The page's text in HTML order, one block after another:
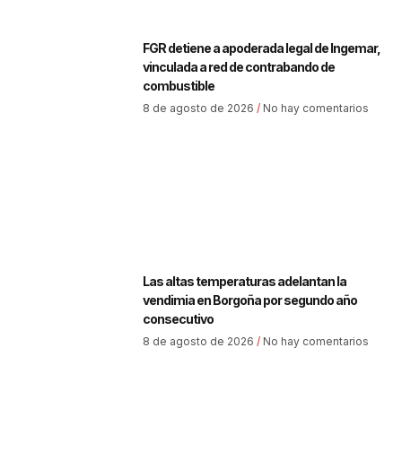
FGR detiene a apoderada legal de Ingemar,
vinculada a red de contrabando de
combustible
8 de agosto de 2026 No hay comentarios
Las altas temperaturas adelantan la
vendimia en Borgoña por segundo año
consecutivo
8 de agosto de 2026 No hay comentarios